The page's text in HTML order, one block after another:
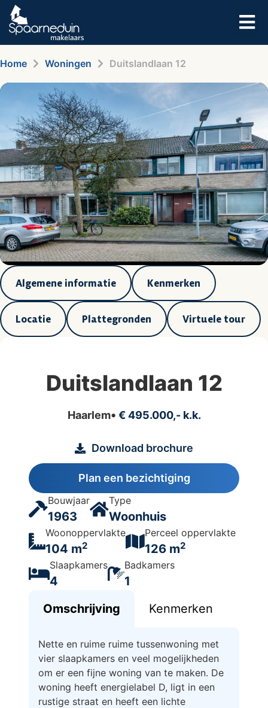
Home Woningen Duitslandlaan 12
Algemene informatie Kenmerken
Locatie Plattegronden Virtuele tour
Duitslandlaan 12
Haarlem € 495.000,- k.k.
Download brochure
Plan een bezichtiging
Bouwjaar
1963
Type
Woonhuis
Woonoppervlakte
104 m2
Perceel oppervlakte
126 m2
Slaapkamers
4
Badkamers
1
Omschrijving
Kenmerken
Nette en ruime ruime tussenwoning met
vier slaapkamers en veel mogelijkheden
om er een fijne woning van te maken. De
woning heeft energielabel D, ligt in een
rustige straat en heeft een lichte